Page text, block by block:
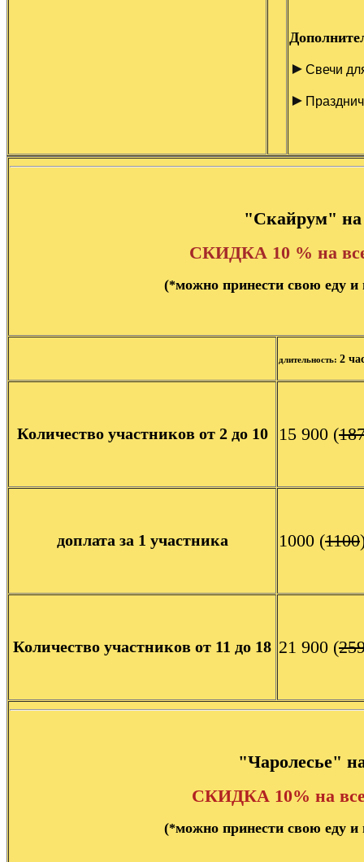
► Свечи
►
"Скайрум" на
СКИДКА 10 % на
(*можно принести свою еду и
длительность: 2
Количество участников от 2 до 10 15 900 (
доплата за 1 участника 1000 (1100
Количество участников от 11 до 18 21 900 (
"Чаролесье"
СКИДКА 10% на
(*можно принести свою еду и